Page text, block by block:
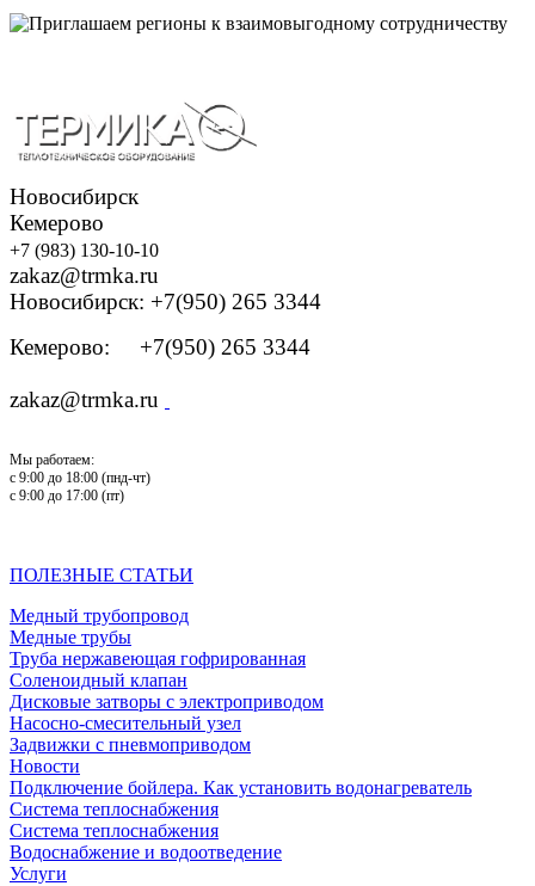
Новосибирск
Кемерово
+7 (983) 130-10-10
zakaz@trmka.ru
Новосибирск: +7(950) 265 3344
Кемерово: +7(950) 265 3344
zakaz@trmka.ru
Мы работаем:
с 9:00 до 18:00 (пнд-чт)
с 9:00 до 17:00 (пт)
ПОЛЕЗНЫЕ СТАТЬИ
Медный трубопровод
Медные трубы
Труба нержавеющая гофрированная
Соленоидный клапан
Дисковые затворы с электроприводом
Насосно-смесительный узел
Задвижки с пневмоприводом
Новости
Подключение бойлера. Как установить водонагреватель
Система теплоснабжения
Система теплоснабжения
Водоснабжение и водоотведение
Услуги